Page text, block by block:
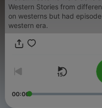
Western Stories from
on westerns but had
western era.
00:00